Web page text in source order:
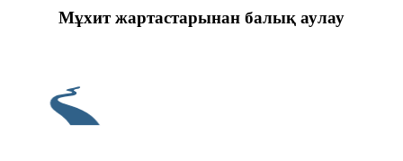
Мұхит жартастарынан балық аулау